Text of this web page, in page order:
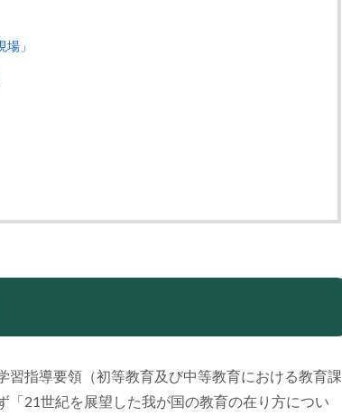
」
指導要領（初等教育及び中等教育における教育課
21世紀を展望した我が国の教育の在り方につい